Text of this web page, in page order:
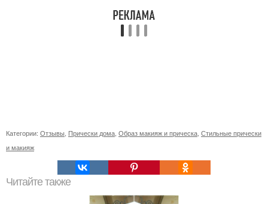
Категории: Отзывы Прически дома Образ макияж и прическа Стильные прически
и макияж
Читайте также